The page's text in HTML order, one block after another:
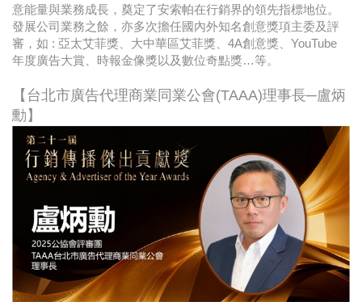
意能量與業務成長，奠定了安索帕在行銷界的領先指標地位。
發展公司業務之餘，亦多次擔任國內外知名創意獎項主委及評
審，如 : 亞太艾菲獎、大中華區艾菲獎、4A創意獎、YouTube
年度廣告大賞、時報金像獎以及數位奇點獎…等。
【台北市廣告代理商業同業公會(TAAA)理事長─盧炳
勳】